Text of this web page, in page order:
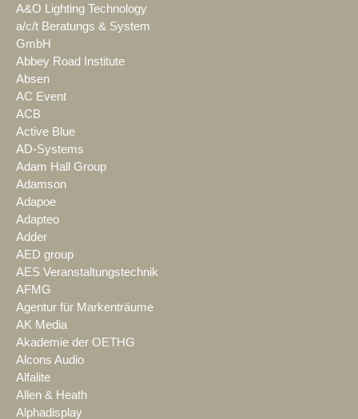
A&O Lighting Technology
a/c/t Beratungs & System
GmbH
Abbey Road Institute
Absen
AC Event
ACB
Active Blue
AD-Systems
Adam Hall Group
Adamson
Adapoe
Adapteo
Adder
AED group
AES Veranstaltungstechnik
AFMG
Agentur für Markenträume
AK Media
Akademie der OETHG
Alcons Audio
Alfalite
Allen & Heath
Alphadisplay